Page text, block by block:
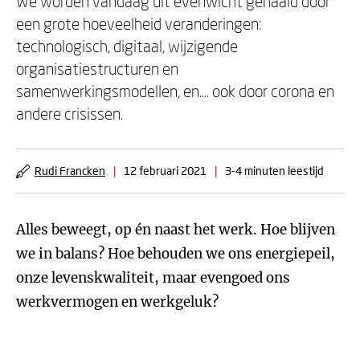
een grote hoeveelheid veranderingen:
technologisch, digitaal, wijzigende
organisatiestructuren en
samenwerkingsmodellen, en.... ook door corona en
andere crisissen.
Rudi Francken | 12 februari 2021 | 3-4 minuten leestijd
Alles beweegt, op én naast het werk. Hoe blijven
we in balans? Hoe behouden we ons energiepeil,
onze levenskwaliteit, maar evengoed ons
werkvermogen en werkgeluk?